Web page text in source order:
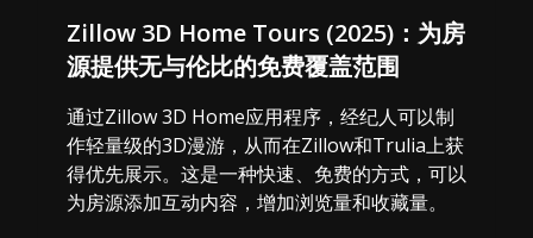
Zillow 3D Home Tours (2025)：为房
源提供无与伦比的免费覆盖范围
通过Zillow 3D Home应用程序，经纪人可以制
作轻量级的3D漫游，从而在Zillow和Trulia上获
得优先展示。这是一种快速、免费的方式，可以
为房源添加互动内容，增加浏览量和收藏量。